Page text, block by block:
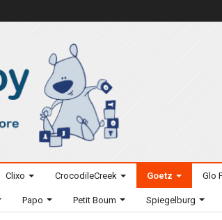
Clixo CrocodileCreek Goetz Glo
Papo Petit Boum Spiegelburg